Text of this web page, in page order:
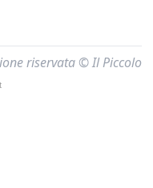
riservata © Il Piccolo